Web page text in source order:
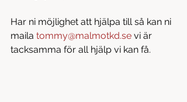
Har ni möjlighet att hjälpa till så kan ni
maila tommy@malmotkd.se vi är
tacksamma för all hjälp vi kan få.